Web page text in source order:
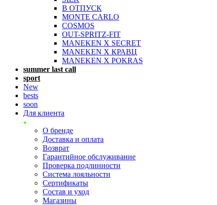
В ОТПУСК
MONTE CARLO
COSMOS
OUT-SPRITZ-FIT
MANEKEN X SECRET
MANEKEN X КРАВЦ
MANEKEN X POKRAS
summer last call
sport
New
bests
soon
Для клиента
О бренде
Доставка и оплата
Возврат
Гарантийное обслуживание
Проверка подлинности
Система лояльности
Сертификаты
Состав и уход
Магазины